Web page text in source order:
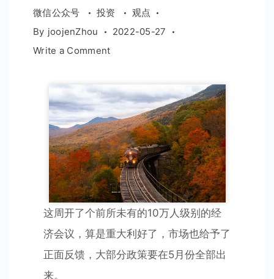
微信公众号 投资
观点
By joojenZhou
2022-05-27
Write a Commenton
大
波
利
好
在
路
上
这周开了个前所未有的10万人级别的经
济会议，算是重大利好了，市场也给予了
正面反馈，大部分政策要在5月份全部出
来。